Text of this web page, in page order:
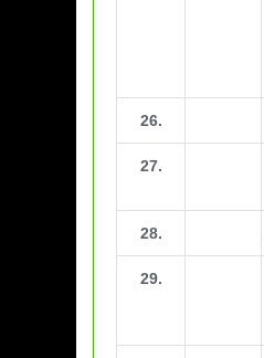
26.
27.
28.
29.